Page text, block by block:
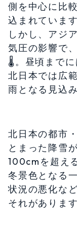
側を中心に比
込まれていま
しかし、アジ
気圧の影響で
🌡️。昼頃まで
北日本では広
雨となる見込
北日本の都市
とまった降雪
100cmを超え
冬景色となる
状況の悪化な
それがあります